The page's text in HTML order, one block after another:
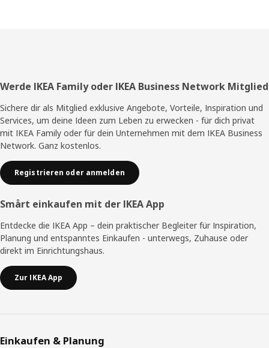
Fußzeile
Werde IKEA Family oder IKEA Business Network Mitglied
Sichere dir als Mitglied exklusive Angebote, Vorteile, Inspiration und
Services, um deine Ideen zum Leben zu erwecken - für dich privat
mit IKEA Family oder für dein Unternehmen mit dem IKEA Business
Network. Ganz kostenlos.
Registrieren oder anmelden
Smårt einkaufen mit der IKEA App
Entdecke die IKEA App – dein praktischer Begleiter für Inspiration,
Planung und entspanntes Einkaufen - unterwegs, Zuhause oder
direkt im Einrichtungshaus.
Zur IKEA App
Einkaufen & Planung